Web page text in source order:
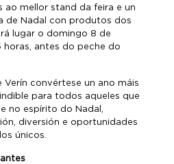
ao mellor stand da feira e un
de Nadal con produtos dos
lugar o domingo 8 de
horas, antes do peche do
Verín convértese un ano máis
para todos aqueles que
no espírito do Nadal,
diversión e oportunidades
únicos.